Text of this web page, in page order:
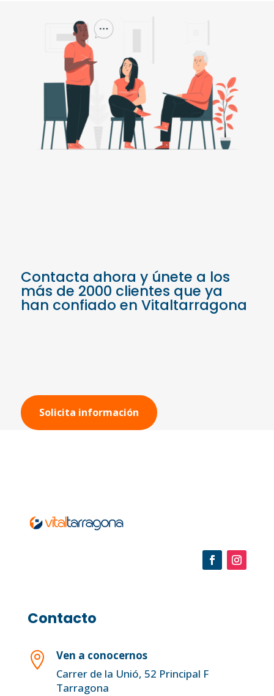
Contacta ahora y únete a los
más de 2000 clientes que ya
han confiado en Vitaltarragona
Solicita información
Contacto

Ven a conocernos
Carrer de la Unió, 52 Principal F
Tarragona